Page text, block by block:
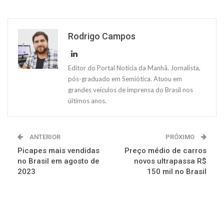
Rodrigo Campos
Editor do Portal Notícia da Manhã. Jornalista,
pós-graduado em Semiótica. Atuou em
grandes veículos de imprensa do Brasil nos
últimos anos.
ANTERIOR
Picapes mais vendidas
no Brasil em agosto de
2023
PRÓXIMO
Preço médio de carros
novos ultrapassa R$
150 mil no Brasil